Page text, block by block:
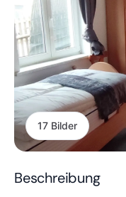
17 Bilder
Beschreibung